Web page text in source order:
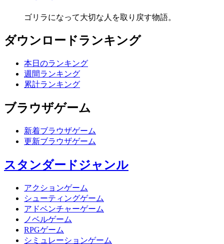
ゴリラになって大切な人を取り戻す物語。
ダウンロードランキング
本日のランキング
週間ランキング
累計ランキング
ブラウザゲーム
新着ブラウザゲーム
更新ブラウザゲーム
スタンダードジャンル
アクションゲーム
シューティングゲーム
アドベンチャーゲーム
ノベルゲーム
RPGゲーム
シミュレーションゲーム